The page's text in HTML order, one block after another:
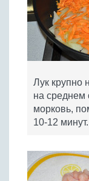
Лук крупно
на среднем
морковь,
10-12